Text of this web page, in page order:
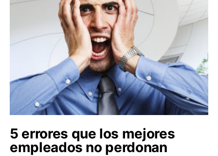
5 errores que los mejores
empleados no perdonan